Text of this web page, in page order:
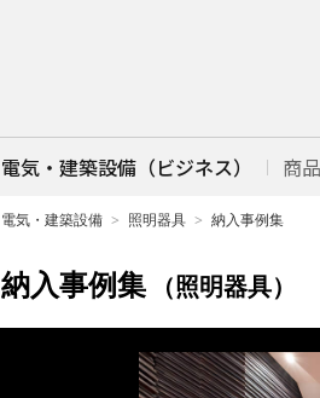
電気・建築設備（ビジネス） 商
電気・建築設備 照明器具 納入事例集
納入事例集 （照明器具）